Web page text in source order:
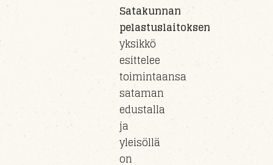
Satakunnan
pelastuslaitoksen
yksikkö
esittelee
toimintaansa
sataman
edustalla
ja
yleisöllä
on